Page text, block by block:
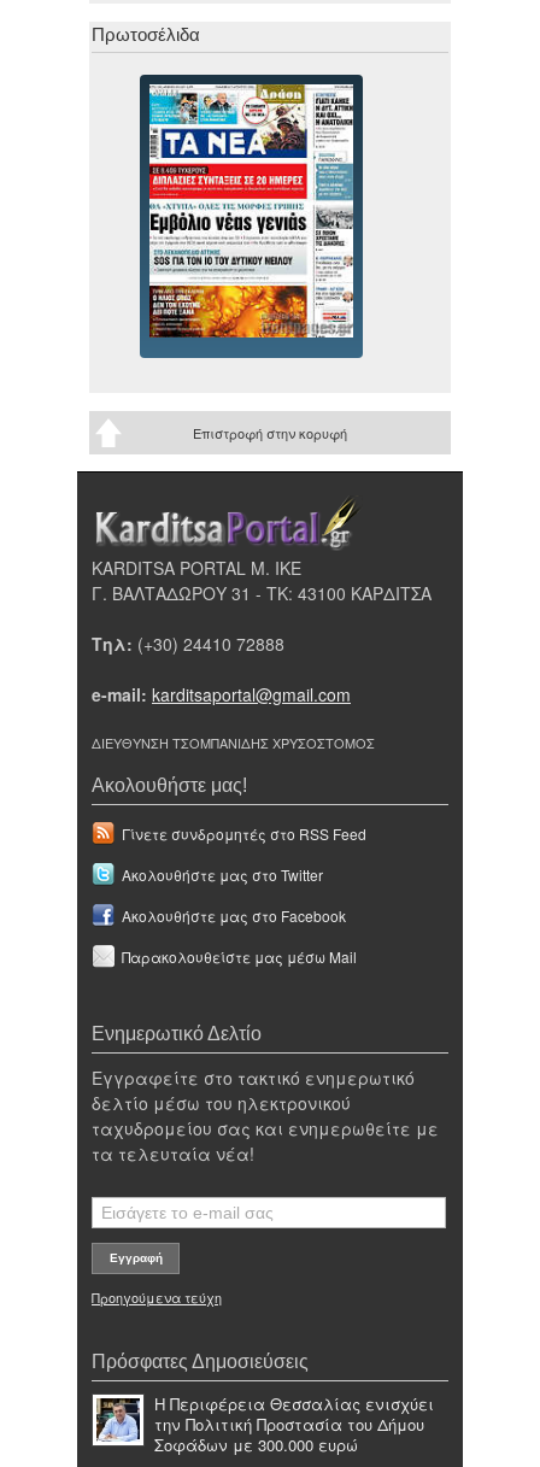
Πρωτοσέλιδα
Επιστροφή στην κορυφή
KARDITSA PORTAL Μ. ΙΚΕ
Γ. ΒΑΛΤΑΔΩΡΟΥ 31 - ΤΚ: 43100 ΚΑΡΔΙΤΣΑ
Τηλ: (+30) 24410 72888
e-mail: karditsaportal@gmail.com
ΔΙΕΥΘΥΝΣΗ ΤΣΟΜΠΑΝΙΔΗΣ ΧΡΥΣΟΣΤΟΜΟΣ
Ακολουθήστε μας!
Γίνετε συνδρομητές στο RSS Feed
Ακολουθήστε μας στο Twitter
Ακολουθήστε μας στο Facebook
Παρακολουθείστε μας μέσω Mail
Ενημερωτικό Δελτίο
Εγγραφείτε στο τακτικό ενημερωτικό
δελτίο μέσω του ηλεκτρονικού
ταχυδρομείου σας και ενημερωθείτε με
τα τελευταία νέα!
Προηγούμενα τεύχη
Πρόσφατες Δημοσιεύσεις
Η Περιφέρεια Θεσσαλίας ενισχύει
την Πολιτική Προστασία του Δήμου
Σοφάδων με 300.000 ευρώ